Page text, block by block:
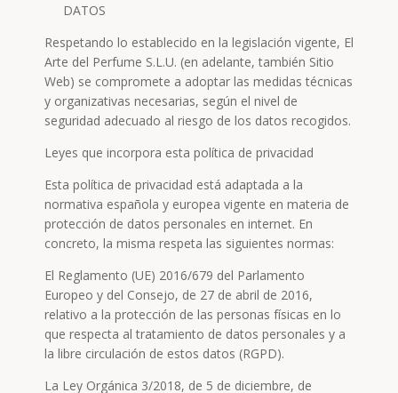
DATOS
Respetando lo establecido en la legislación vigente, El
Arte del Perfume S.L.U. (en adelante, también Sitio
Web) se compromete a adoptar las medidas técnicas
y organizativas necesarias, según el nivel de
seguridad adecuado al riesgo de los datos recogidos.
Leyes que incorpora esta política de privacidad
Esta política de privacidad está adaptada a la
normativa española y europea vigente en materia de
protección de datos personales en internet. En
concreto, la misma respeta las siguientes normas:
El Reglamento (UE) 2016/679 del Parlamento
Europeo y del Consejo, de 27 de abril de 2016,
relativo a la protección de las personas físicas en lo
que respecta al tratamiento de datos personales y a
la libre circulación de estos datos (RGPD).
La Ley Orgánica 3/2018, de 5 de diciembre, de